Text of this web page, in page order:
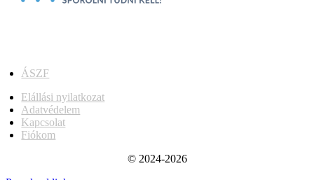
ÁSZF
Elállási nyilatkozat
Adatvédelem
Kapcsolat
Fiókom
© 2024-2026